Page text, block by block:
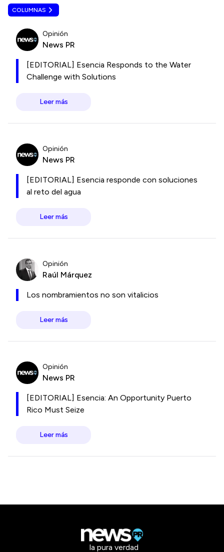
COLUMNAS
Opinión
News PR
[EDITORIAL] Esencia Responds to the Water
Challenge with Solutions
Leer más
Opinión
News PR
[EDITORIAL] Esencia responde con soluciones
al reto del agua
Leer más
Opinión
Raúl Márquez
Los nombramientos no son vitalicios
Leer más
Opinión
News PR
[EDITORIAL] Esencia: An Opportunity Puerto
Rico Must Seize
Leer más
la pura verdad